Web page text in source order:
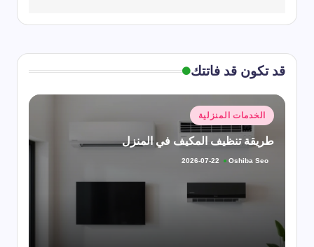
قد تكون قد فاتتك
نُشر
في
الخدمات المنزلية
طريقة تنظيف المكيف في المنزل
تمّ
Oshiba Seo
2026-07-22